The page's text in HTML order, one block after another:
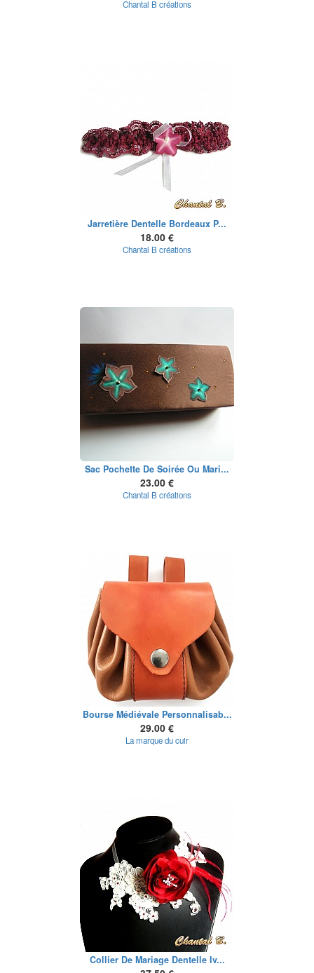
Chantal B créations
Jarretière Dentelle Bordeaux P...
18.00 €
Chantal B créations
Sac Pochette De Soirée Ou Mari...
23.00 €
Chantal B créations
Bourse Médiévale Personnalisab...
29.00 €
La marque du cuir
Collier De Mariage Dentelle Iv...